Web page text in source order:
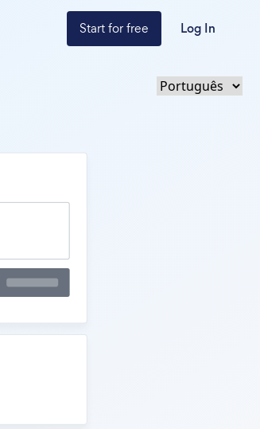
Start for free Log In